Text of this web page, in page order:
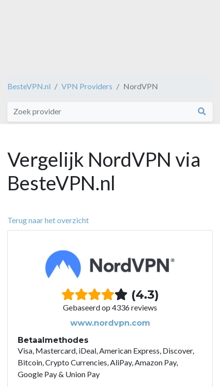
BesteVPN.nl VPN Providers NordVPN
Vergelijk NordVPN via
BesteVPN.nl
Terug naar het overzicht
(4.3)
Gebaseerd op 4336 reviews
www.nordvpn.com
Betaalmethodes
Visa, Mastercard, iDeal, American Express, Discover,
Bitcoin, Crypto Currencies, AliPay, Amazon Pay,
Google Pay & Union Pay